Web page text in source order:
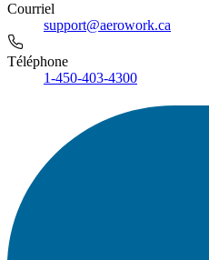
Courriel
support@aerowork.ca
Téléphone
1-450-403-4300